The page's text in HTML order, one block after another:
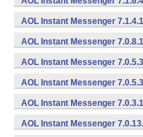
AOL Instant Messenger
AOL Instant Messenger
AOL Instant Messenger
AOL Instant Messenger
AOL Instant Messenger
AOL Instant Messenger